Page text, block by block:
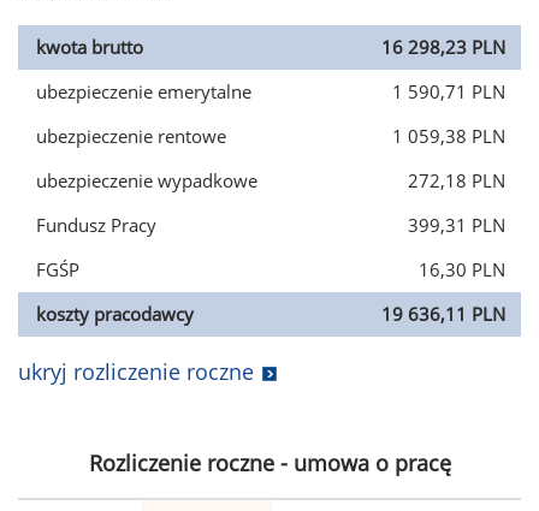
kwota brutto
16 298,23 PLN
ubezpieczenie emerytalne
1 590,71 PLN
ubezpieczenie rentowe
1 059,38 PLN
ubezpieczenie wypadkowe
272,18 PLN
Fundusz Pracy
399,31 PLN
FGŚP
16,30 PLN
koszty pracodawcy
19 636,11 PLN
ukryj rozliczenie roczne
Rozliczenie roczne - umowa o pracę